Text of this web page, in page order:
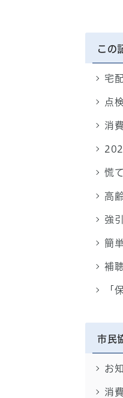
この
宅
点
消
慌
高
強
簡
補
「
市民
お
消